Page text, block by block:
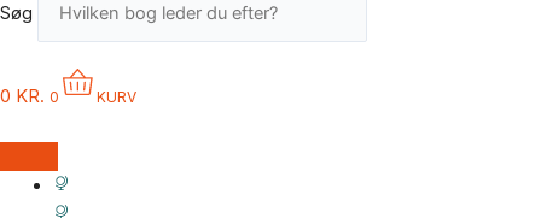
Søg
0 KR. 0 KURV